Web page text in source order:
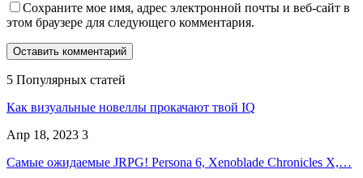
Сохраните мое имя, адрес электронной почты и веб-сайт в
этом браузере для следующего комментария.
5 Популярных статей
Как визуальные новеллы прокачают твой IQ
Апр 18, 2023 3
Самые ожидаемые JRPG! Persona 6, Xenoblade Chronicles X,…